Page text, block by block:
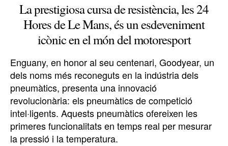
La prestigiosa cursa de resistència, les 24
Hores de Le Mans, és un esdeveniment
icònic en el món del motoresport
Enguany, en honor al seu centenari, Goodyear, un
dels noms més reconeguts en la indústria dels
pneumàtics, presenta una innovació
revolucionària: els pneumàtics de competició
intel·ligents. Aquests pneumàtics ofereixen les
primeres funcionalitats en temps real per mesurar
la pressió i la temperatura.